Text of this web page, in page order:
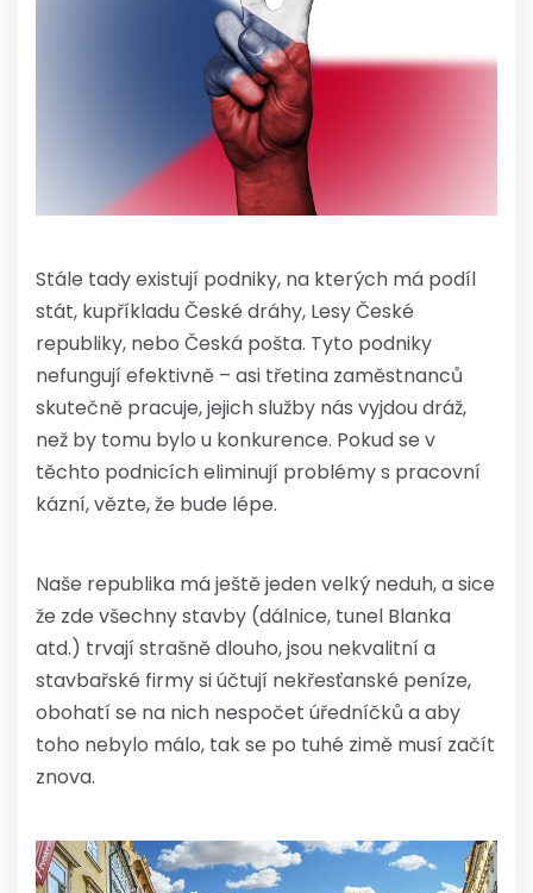
Stále tady existují podniky, na kterých má podíl
stát, kupříkladu České dráhy, Lesy České
republiky, nebo Česká pošta. Tyto podniky
nefungují efektivně – asi třetina zaměstnanců
skutečně pracuje, jejich služby nás vyjdou dráž,
než by tomu bylo u konkurence. Pokud se v
těchto podnicích eliminují problémy s pracovní
kázní, vězte, že bude lépe.
Naše republika má ještě jeden velký neduh, a sice
že zde všechny stavby (dálnice, tunel Blanka
atd.) trvají strašně dlouho, jsou nekvalitní a
stavbařské firmy si účtují nekřesťanské peníze,
obohatí se na nich nespočet úředníčků a aby
toho nebylo málo, tak se po tuhé zimě musí začít
znova.